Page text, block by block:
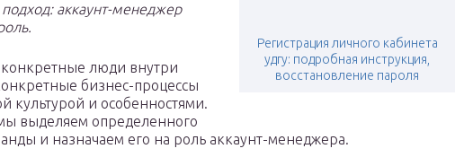
Регистрация личного кабинета
удгу: подробная инструкция,
восстановление пароля
аккаунт-менеджер
люди внутри
бизнес-процессы
культурой и особенностями.
выделяем определенного
и назначаем его на роль аккаунт-менеджера.